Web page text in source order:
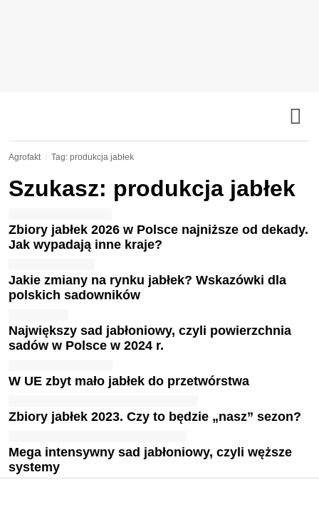
Agrofakt Tag: produkcja jabłek
Szukasz: produkcja jabłek
Zbiory jabłek 2026 w Polsce najniższe od dekady.
Jak wypadają inne kraje?
Jakie zmiany na rynku jabłek? Wskazówki dla
polskich sadowników
Największy sad jabłoniowy, czyli powierzchnia
sadów w Polsce w 2024 r.
W UE zbyt mało jabłek do przetwórstwa
Zbiory jabłek 2023. Czy to będzie „nasz” sezon?
Mega intensywny sad jabłoniowy, czyli węższe
systemy